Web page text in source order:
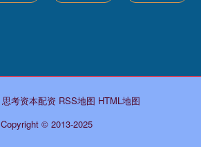
思考资本配资 RSS地图 HTML地图
Copyright © 2013-2025